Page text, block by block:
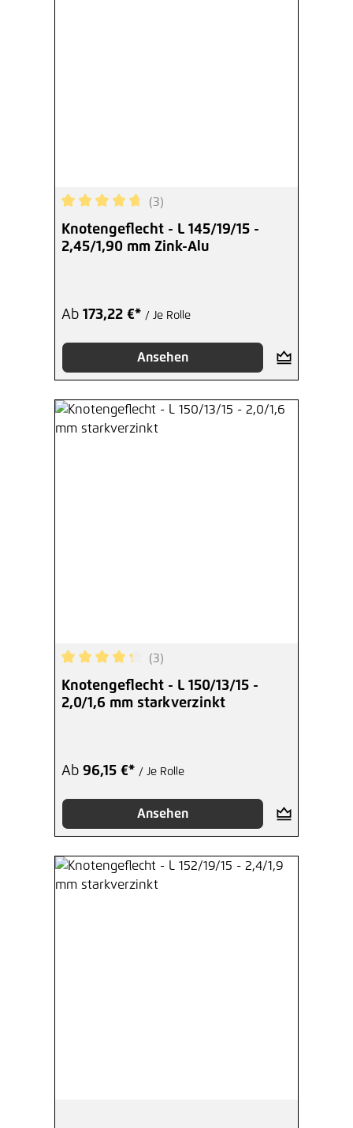
Durchschnittliche Bewertung von 4.67 von 5
(3)
Knotengeflecht - L 145/19/15 -
2,45/1,90 mm Zink-Alu
Ab 173,22 €* / Je Rolle
Ansehen
Durchschnittliche Bewertung von 4.33 von 5
(3)
Knotengeflecht - L 150/13/15 -
2,0/1,6 mm starkverzinkt
Ab 96,15 €* / Je Rolle
Ansehen